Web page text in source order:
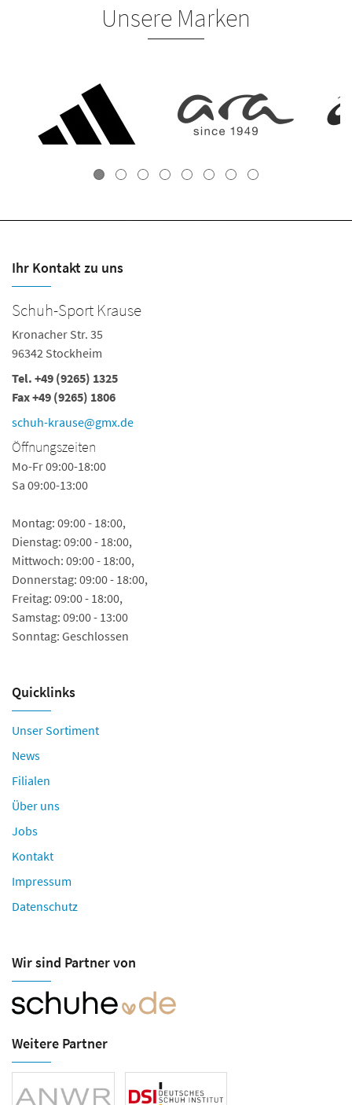
Unsere Marken
Ihr Kontakt zu uns
Schuh-Sport Krause
Kronacher Str. 35
96342 Stockheim
Tel. +49 (9265) 1325
Fax +49 (9265) 1806
schuh-krause@gmx.de
Öffnungszeiten
Mo-Fr 09:00-18:00
Sa 09:00-13:00
Montag: 09:00 - 18:00,
Dienstag: 09:00 - 18:00,
Mittwoch: 09:00 - 18:00,
Donnerstag: 09:00 - 18:00,
Freitag: 09:00 - 18:00,
Samstag: 09:00 - 13:00
Sonntag: Geschlossen
Quicklinks
Unser Sortiment
News
Filialen
Über uns
Jobs
Kontakt
Impressum
Datenschutz
Wir sind Partner von
Weitere Partner